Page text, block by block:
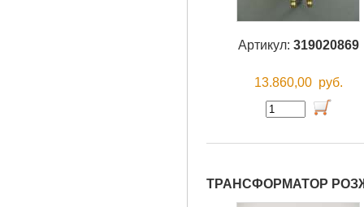
Артикул: 319020869
13.860,00 руб.
ТРАНСФОРМАТОР